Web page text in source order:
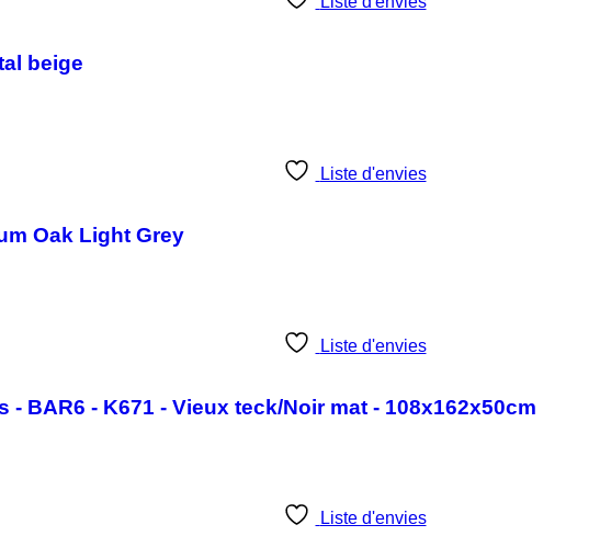
beige
Liste d'envies
Oak Light Grey
Liste d'envies
- BAR6 - K671 - Vieux teck/Noir mat - 108x162x50cm
Liste d'envies